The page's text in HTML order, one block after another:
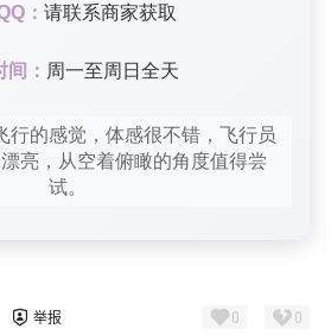
： 请联系商家获取
间： 周一至周日全天
行的感觉，体感很不错，飞行员
亮，从空着俯瞰的角度值得尝
试。
举报 0 0